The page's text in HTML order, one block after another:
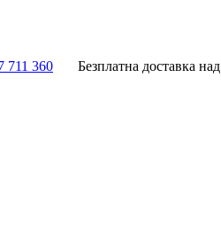
711 360 Безплатна доставка над